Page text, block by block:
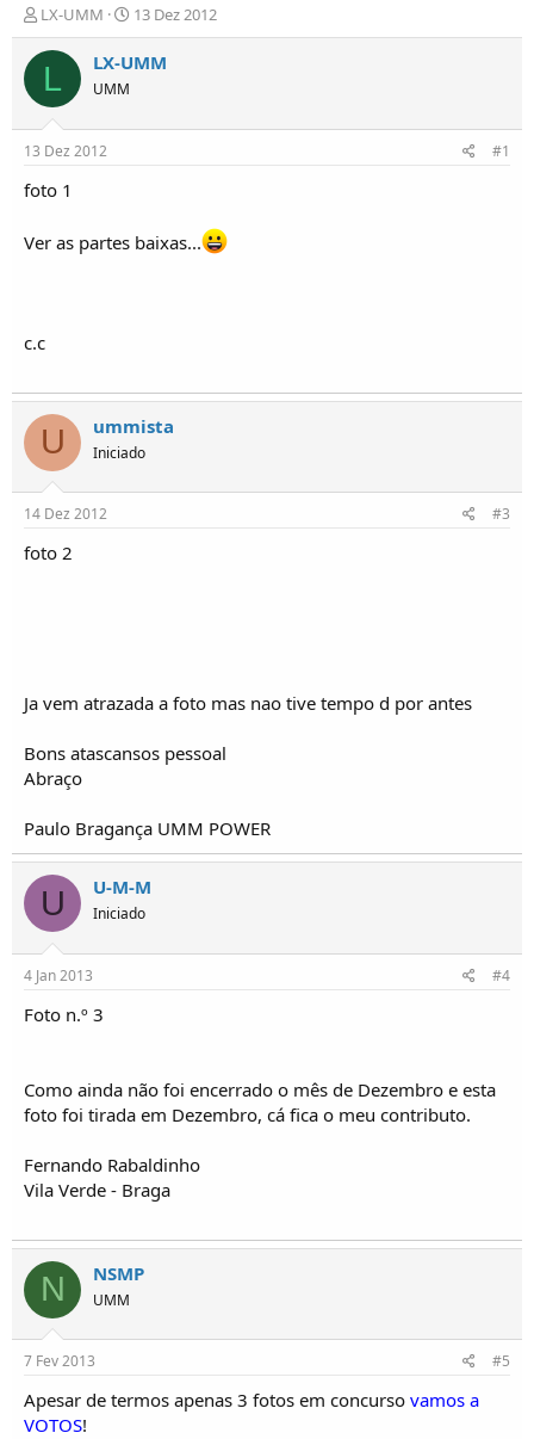
I
n
i
i
d
o
r
T
c
o
LX-UMM
D
a
t
o
13 Dez 2012
L LX-UMM
UMM
13 Dez 2012 #1
foto 1
Ver as partes baixas...
c.c
U ummista
Iniciado
14 Dez 2012 #3
foto 2
Ja vem atrazada a foto mas nao tive tempo d por antes
Bons atascansos pessoal
Abraço
Paulo Bragança UMM POWER
U U-M-M
Iniciado
4 Jan 2013 #4
Foto n.º 3
Como ainda não foi encerrado o mês de Dezembro e esta
foto foi tirada em Dezembro, cá fica o meu contributo.
Fernando Rabaldinho
Vila Verde - Braga
N NSMP
UMM
7 Fev 2013 #5
Apesar de termos apenas 3 fotos em concurso vamos a
VOTOS!